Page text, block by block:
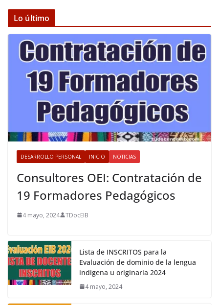
Lo último
DESARROLLO PERSONAL INICIO NOTICIAS
Consultores OEI: Contratación de
19 Formadores Pedagógicos
4 mayo, 2024 TDocEIB
Lista de INSCRITOS para la
Evaluación de dominio de la lengua
indígena u originaria 2024
4 mayo, 2024